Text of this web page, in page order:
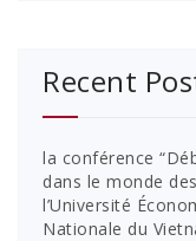
Recent
la conférence
dans le monde
l’Université
Nationale du